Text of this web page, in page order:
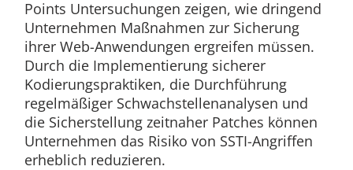
Points Untersuchungen zeigen, wie dringend
Unternehmen Maßnahmen zur Sicherung
ihrer Web-Anwendungen ergreifen müssen.
Durch die Implementierung sicherer
Kodierungspraktiken, die Durchführung
regelmäßiger Schwachstellenanalysen und
die Sicherstellung zeitnaher Patches können
Unternehmen das Risiko von SSTI-Angriffen
erheblich reduzieren.